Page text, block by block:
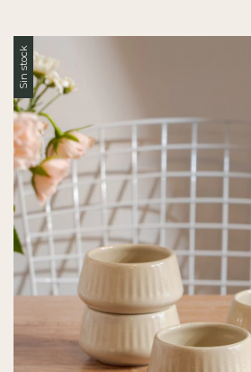
Sin stock